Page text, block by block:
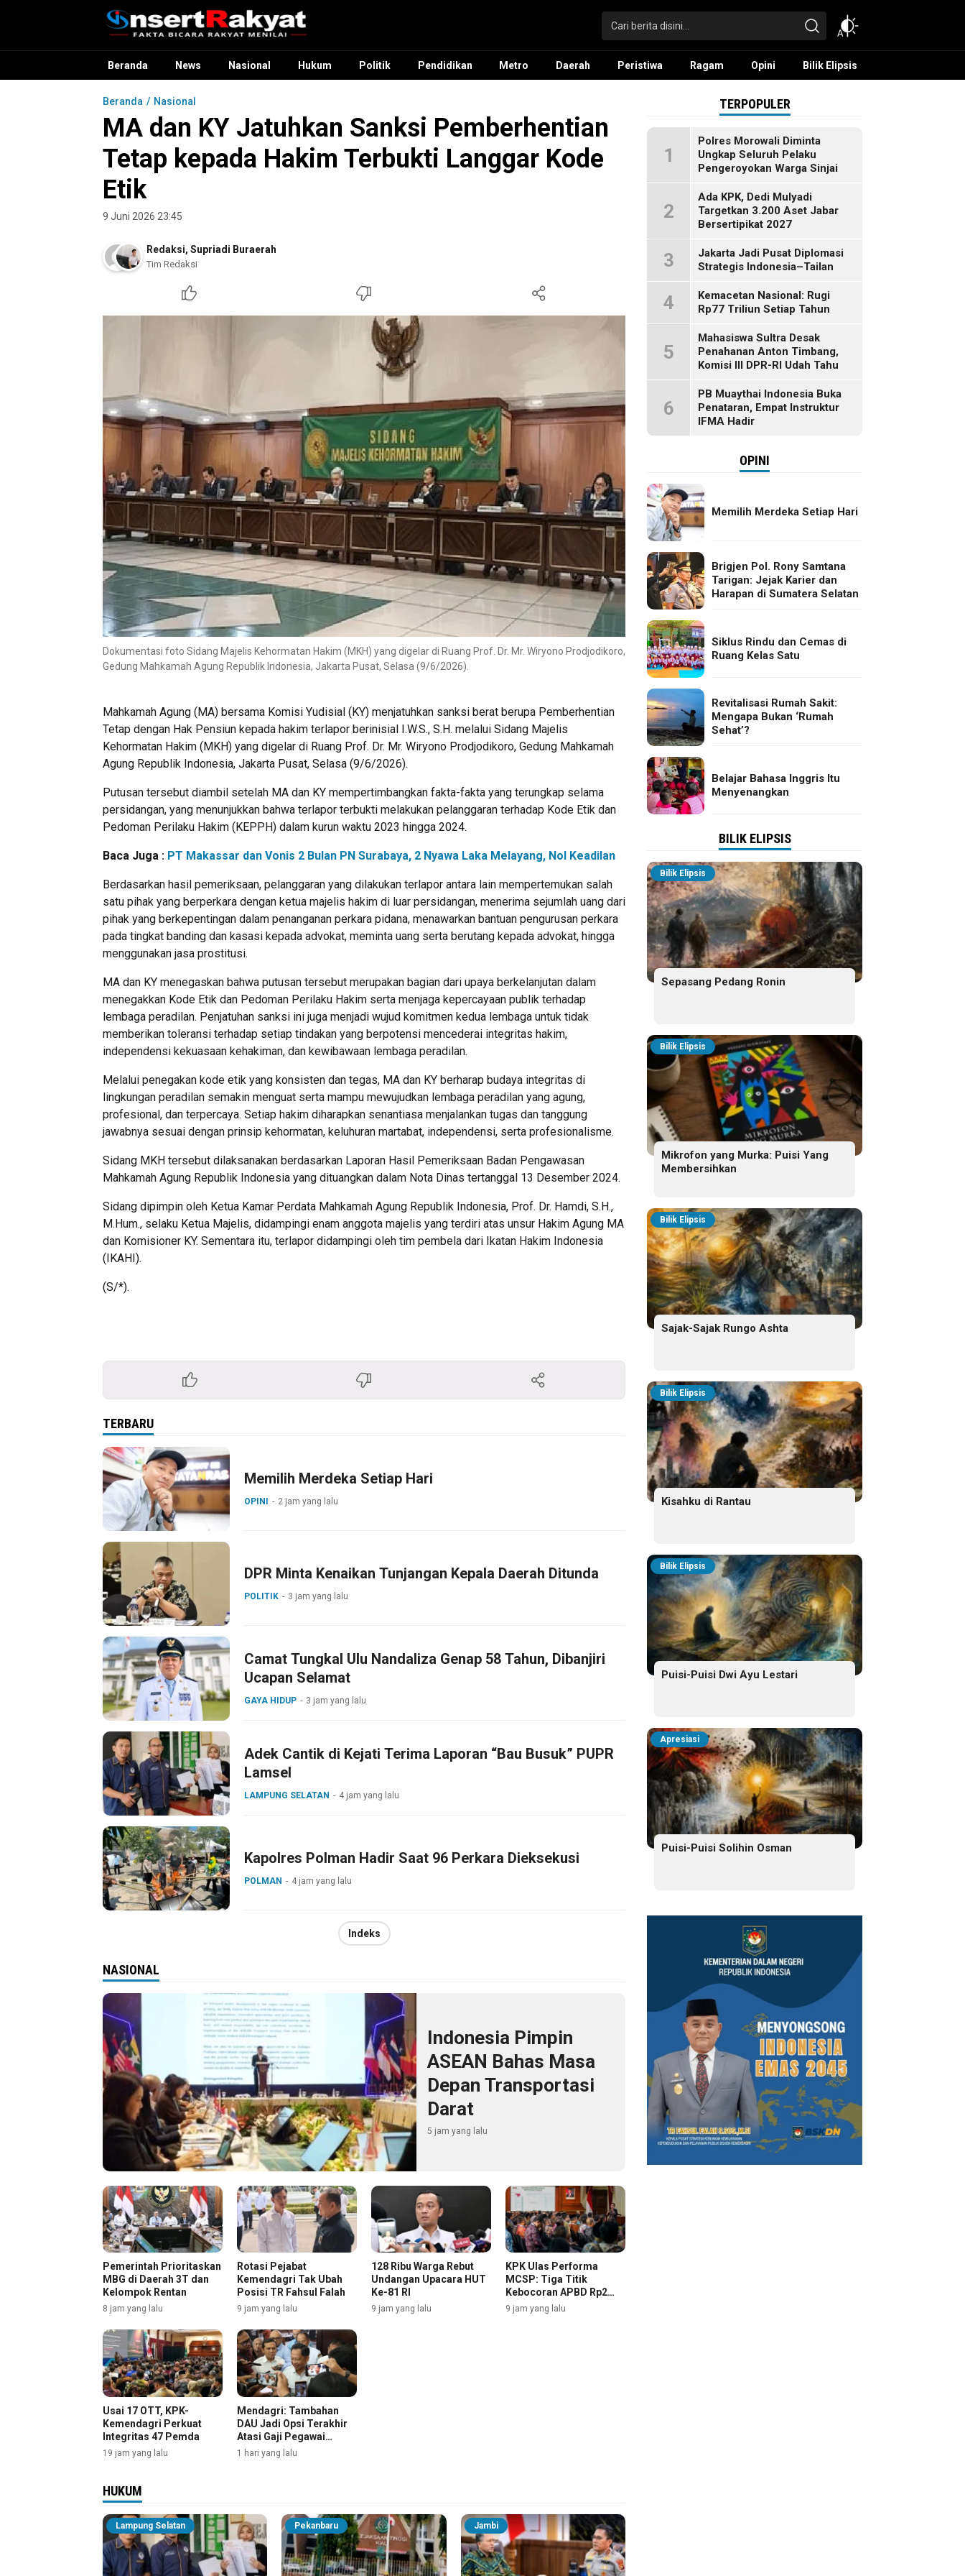
InsertRakyat.com
Fakta Bicara Rakyat Menilai
Beranda News Nasional Hukum Politik Pendidikan Metro Daerah Peristiwa Ragam Opini Bilik Elipsis
Beranda Nasional
MA dan KY Jatuhkan Sanksi Pemberhentian
Tetap kepada Hakim Terbukti Langgar Kode
Etik
9 Juni 2026 23:45
Redaksi, Supriadi Buraerah
Tim Redaksi
Dokumentasi foto Sidang Majelis Kehormatan Hakim (MKH) yang digelar di Ruang Prof. Dr. Mr. Wiryono Prodjodikoro,
Gedung Mahkamah Agung Republik Indonesia, Jakarta Pusat, Selasa (9/6/2026).
Mahkamah Agung (MA) bersama Komisi Yudisial (KY) menjatuhkan sanksi berat berupa Pemberhentian
Tetap dengan Hak Pensiun kepada hakim terlapor berinisial I.W.S., S.H. melalui Sidang Majelis
Kehormatan Hakim (MKH) yang digelar di Ruang Prof. Dr. Mr. Wiryono Prodjodikoro, Gedung Mahkamah
Agung Republik Indonesia, Jakarta Pusat, Selasa (9/6/2026).
Putusan tersebut diambil setelah MA dan KY mempertimbangkan fakta-fakta yang terungkap selama
persidangan, yang menunjukkan bahwa terlapor terbukti melakukan pelanggaran terhadap Kode Etik dan
Pedoman Perilaku Hakim (KEPPH) dalam kurun waktu 2023 hingga 2024.
Baca Juga : PT Makassar dan Vonis 2 Bulan PN Surabaya, 2 Nyawa Laka Melayang, Nol Keadilan
Berdasarkan hasil pemeriksaan, pelanggaran yang dilakukan terlapor antara lain mempertemukan salah
satu pihak yang berperkara dengan ketua majelis hakim di luar persidangan, menerima sejumlah uang dari
pihak yang berkepentingan dalam penanganan perkara pidana, menawarkan bantuan pengurusan perkara
pada tingkat banding dan kasasi kepada advokat, meminta uang serta berutang kepada advokat, hingga
menggunakan jasa prostitusi.
MA dan KY menegaskan bahwa putusan tersebut merupakan bagian dari upaya berkelanjutan dalam
menegakkan Kode Etik dan Pedoman Perilaku Hakim serta menjaga kepercayaan publik terhadap
lembaga peradilan. Penjatuhan sanksi ini juga menjadi wujud komitmen kedua lembaga untuk tidak
memberikan toleransi terhadap setiap tindakan yang berpotensi mencederai integritas hakim,
independensi kekuasaan kehakiman, dan kewibawaan lembaga peradilan.
Melalui penegakan kode etik yang konsisten dan tegas, MA dan KY berharap budaya integritas di
lingkungan peradilan semakin menguat serta mampu mewujudkan lembaga peradilan yang agung,
profesional, dan terpercaya. Setiap hakim diharapkan senantiasa menjalankan tugas dan tanggung
jawabnya sesuai dengan prinsip kehormatan, keluhuran martabat, independensi, serta profesionalisme.
Sidang MKH tersebut dilaksanakan berdasarkan Laporan Hasil Pemeriksaan Badan Pengawasan
Mahkamah Agung Republik Indonesia yang dituangkan dalam Nota Dinas tertanggal 13 Desember 2024.
Sidang dipimpin oleh Ketua Kamar Perdata Mahkamah Agung Republik Indonesia, Prof. Dr. Hamdi, S.H.,
M.Hum., selaku Ketua Majelis, didampingi enam anggota majelis yang terdiri atas unsur Hakim Agung MA
dan Komisioner KY. Sementara itu, terlapor didampingi oleh tim pembela dari Ikatan Hakim Indonesia
(IKAHI).
(S/*).
TERBARU
Memilih Merdeka Setiap Hari
OPINI 2 jam yang lalu
DPR Minta Kenaikan Tunjangan Kepala Daerah Ditunda
POLITIK 3 jam yang lalu
Camat Tungkal Ulu Nandaliza Genap 58 Tahun, Dibanjiri
Ucapan Selamat
GAYA HIDUP 3 jam yang lalu
Adek Cantik di Kejati Terima Laporan “Bau Busuk” PUPR
Lamsel
LAMPUNG SELATAN 4 jam yang lalu
Kapolres Polman Hadir Saat 96 Perkara Dieksekusi
POLMAN 4 jam yang lalu
Indeks
NASIONAL
Indonesia Pimpin
ASEAN Bahas Masa
Depan Transportasi
Darat
5 jam yang lalu
Pemerintah Prioritaskan
MBG di Daerah 3T dan
Kelompok Rentan
8 jam yang lalu
Rotasi Pejabat
Kemendagri Tak Ubah
Posisi TR Fahsul Falah
9 jam yang lalu
128 Ribu Warga Rebut
Undangan Upacara HUT
Ke-81 RI
9 jam yang lalu
KPK Ulas Performa
MCSP: Tiga Titik
Kebocoran APBD Rp2
Triliun
9 jam yang lalu
Usai 17 OTT, KPK-
Kemendagri Perkuat
Integritas 47 Pemda
19 jam yang lalu
Mendagri: Tambahan
DAU Jadi Opsi Terakhir
Atasi Gaji Pegawai
Pemda
1 hari yang lalu
HUKUM
Lampung Selatan Pekanbaru Jambi
TERPOPULER
1
Polres Morowali Diminta
Ungkap Seluruh Pelaku
Pengeroyokan Warga Sinjai
2
Ada KPK, Dedi Mulyadi
Targetkan 3.200 Aset Jabar
Bersertipikat 2027
3
Jakarta Jadi Pusat Diplomasi
Strategis Indonesia–Tailan
4
Kemacetan Nasional: Rugi
Rp77 Triliun Setiap Tahun
5
Mahasiswa Sultra Desak
Penahanan Anton Timbang,
Komisi III DPR-RI Udah Tahu
6
PB Muaythai Indonesia Buka
Penataran, Empat Instruktur
IFMA Hadir
OPINI
Memilih Merdeka Setiap Hari
Brigjen Pol. Rony Samtana
Tarigan: Jejak Karier dan
Harapan di Sumatera Selatan
Siklus Rindu dan Cemas di
Ruang Kelas Satu
Revitalisasi Rumah Sakit:
Mengapa Bukan ‘Rumah
Sehat’?
Belajar Bahasa Inggris Itu
Menyenangkan
BILIK ELIPSIS
Bilik Elipsis
Sepasang Pedang Ronin
Bilik Elipsis
Mikrofon yang Murka: Puisi Yang
Membersihkan
Bilik Elipsis
Sajak-Sajak Rungo Ashta
Bilik Elipsis
Kisahku di Rantau
Bilik Elipsis
Puisi-Puisi Dwi Ayu Lestari
Apresiasi
Puisi-Puisi Solihin Osman